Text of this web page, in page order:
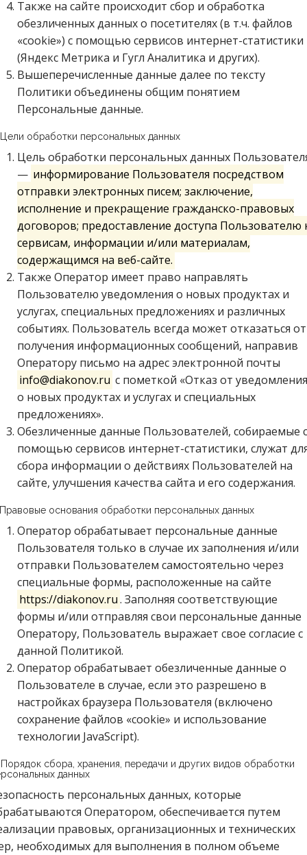
Также на сайте происходит сбор и обработка
обезличенных данных о посетителях (в т.ч. файлов
«cookie») с помощью сервисов интернет-статистики
(Яндекс Метрика и Гугл Аналитика и других).
Вышеперечисленные данные далее по тексту
Политики объединены общим понятием
Персональные данные.
обработки персональных данных
Цель обработки персональных данных
— информирование Пользователя посредством
отправки электронных писем; заключение,
исполнение и прекращение гражданско-правовых
договоров; предоставление доступа Пользователю
сервисам, информации и/или материалам,
содержащимся на веб-сайте.
Также Оператор имеет право направлять
Пользователю уведомления о новых продуктах и
услугах, специальных предложениях и различных
событиях. Пользователь всегда может отказаться от
получения информационных сообщений, направив
Оператору письмо на адрес электронной почты
info@diakonov.ru с пометкой «Отказ от
о новых продуктах и услугах и специальных
предложениях».
Обезличенные данные Пользователей, собираемые с
помощью сервисов интернет-статистики, служат
сбора информации о действиях Пользователей на
сайте, улучшения качества сайта и его содержания.
основания обработки персональных данных
Оператор обрабатывает персональные данные
Пользователя только в случае их заполнения и/или
отправки Пользователем самостоятельно через
специальные формы, расположенные на сайте
https://diakonov.ru. Заполняя соответствующие
формы и/или отправляя свои персональные данные
Оператору, Пользователь выражает свое согласие с
данной Политикой.
Оператор обрабатывает обезличенные данные о
Пользователе в случае, если это разрешено в
настройках браузера Пользователя (включено
сохранение файлов «cookie» и использование
технологии JavaScript).
сбора, хранения, передачи и других видов обработки
данных
персональных данных, которые
Оператором, обеспечивается путем
правовых, организационных и технических
необходимых для выполнения в полном объеме